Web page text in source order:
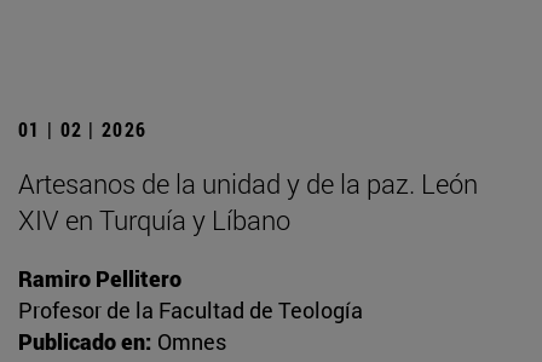
01 | 02 | 2026
Artesanos de la unidad y de la paz. León
XIV en Turquía y Líbano
Ramiro Pellitero
Profesor de la Facultad de Teología
Publicado en: Omnes